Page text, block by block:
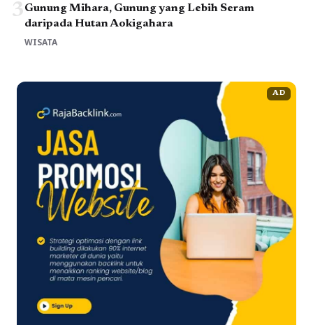
3Gunung Mihara, Gunung yang Lebih Seram
daripada Hutan Aokigahara
WISATA
AD